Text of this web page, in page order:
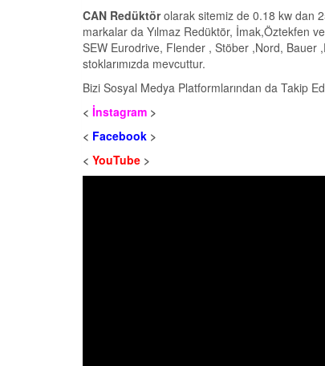
CAN Redüktörolarak sitemiz de 0.18 kw dan
markalar da Yılmaz Redüktör, İmak,Öztekfen
SEW Eurodrive, Flender , Stöber ,Nord, Bauer
stoklarımızda mevcuttur.
Bizi Sosyal Medya Platformlarından da Takip
< İnstagram >
< Facebook >
< YouTube >